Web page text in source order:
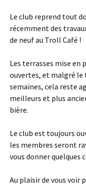
Le club reprend tout
récemment des
de neuf au Troll Café !
Les terrasses mise en
ouvertes, et malgré le
semaines, cela reste
meilleurs et plus
bière.
Le club est toujours
les membres seront
vous donner quelques
Au plaisir de vous voir